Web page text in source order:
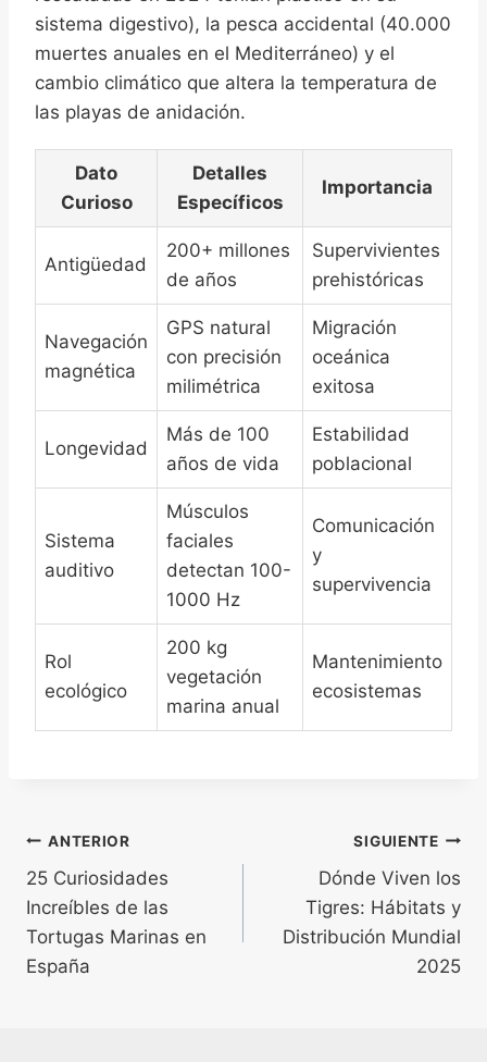
sistema digestivo), la pesca accidental (40.000
muertes anuales en el Mediterráneo) y el
cambio climático que altera la temperatura de
las playas de anidación.
Dato
Curioso
Detalles
Específicos
Importancia
Antigüedad
200+ millones
de años
Supervivientes
prehistóricas
Navegación
magnética
GPS natural
con precisión
milimétrica
Migración
oceánica
exitosa
Longevidad
Más de 100
años de vida
Estabilidad
poblacional
Sistema
auditivo
Músculos
faciales
detectan 100-
1000 Hz
Comunicación
y
supervivencia
Rol
ecológico
200 kg
vegetación
marina anual
Mantenimiento
ecosistemas
Navegación
de
entradas
ANTERIOR
25 Curiosidades
Increíbles de las
Tortugas Marinas en
España
SIGUIENTE
Dónde Viven los
Tigres: Hábitats y
Distribución Mundial
2025